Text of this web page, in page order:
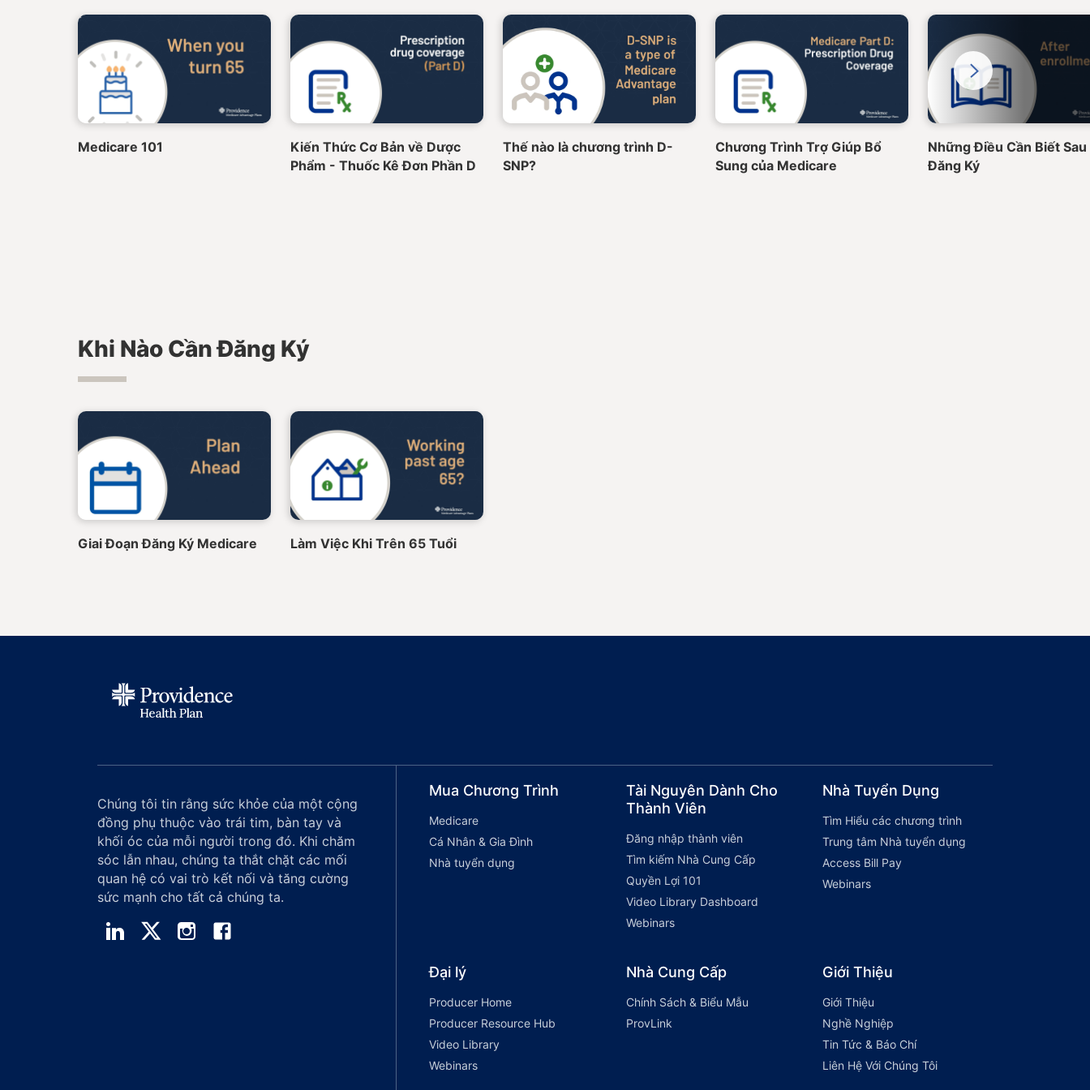
Medicare 101
Kiến Thức Cơ Bản về Dược
Phẩm - Thuốc Kê Đơn Phần D
Thế nào là chương trình D-
SNP?
Chương Trình Trợ Giúp Bổ
Sung của Medicare
Những Điều Cần Biết Sau
Đăng Ký
Next
Khi Nào Cần Đăng Ký
Giai Đoạn Đăng Ký Medicare Làm Việc Khi Trên 65 Tuổi
Chúng tôi tin rằng sức khỏe của một cộng
đồng phụ thuộc vào trái tim, bàn tay và
khối óc của mỗi người trong đó. Khi chăm
sóc lẫn nhau, chúng ta thắt chặt các mối
quan hệ có vai trò kết nối và tăng cường
sức mạnh cho tất cả chúng ta.
Mua Chương Trình
Medicare
Cá Nhân & Gia Đình
Nhà tuyển dụng
Tài Nguyên Dành Cho
Thành Viên
Đăng nhập thành viên
Tìm kiếm Nhà Cung Cấp
Quyền Lợi 101
Video Library Dashboard
Webinars
Nhà Tuyển Dụng
Tìm Hiểu các chương trình
Trung tâm Nhà tuyển dụng
Access Bill Pay
Webinars
Đại lý
Producer Home
Producer Resource Hub
Video Library
Webinars
Nhà Cung Cấp
Chính Sách & Biểu Mẫu
ProvLink
Giới Thiệu
Giới Thiệu
Nghề Nghiệp
Tin Tức & Báo Chí
Liên Hệ Với Chúng Tôi